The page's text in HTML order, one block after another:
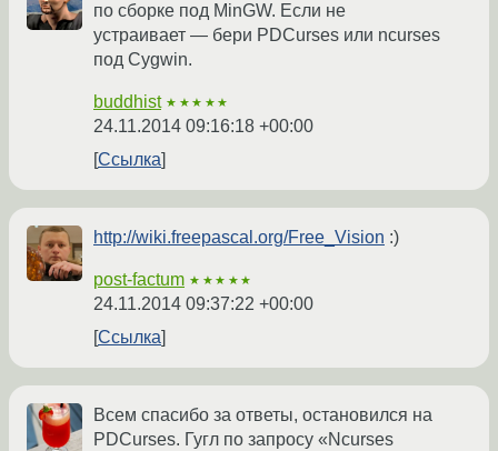
по сборке под MinGW. Если не
устраивает — бери PDCurses или ncurses
под Cygwin.
buddhist ★★★★★
24.11.2014 09:16:18 +00:00
Ссылка
http://wiki.freepascal.org/Free_Vision :)
post-factum ★★★★★
24.11.2014 09:37:22 +00:00
Ссылка
Всем спасибо за ответы, остановился на
PDCurses. Гугл по запросу «Ncurses